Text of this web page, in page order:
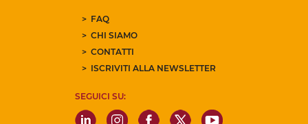
FAQ
CHI SIAMO
CONTATTI
ISCRIVITI ALLA NEWSLETTER
SEGUICI SU: